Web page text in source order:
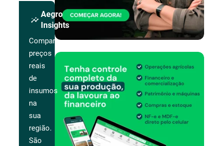
insights
Aegro
Insights
Compare
preços
reais
de
insumos
na
sua
região.
São